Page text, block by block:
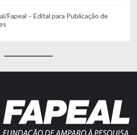
Fapeal – Edital para Publicação de